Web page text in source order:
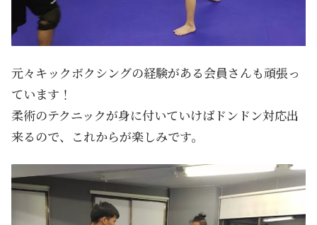
元々キックボクシングの経験がある会員さんも頑張っ
ています！
柔術のテクニックが身に付いていけばドンドン対応出
来るので、これからが楽しみです。